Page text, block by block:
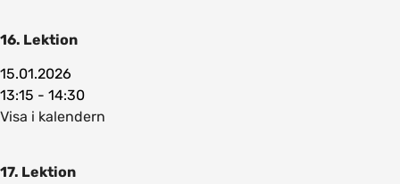
16. Lektion
15.01.2026
13:15 - 14:30
Visa i kalendern
17. Lektion